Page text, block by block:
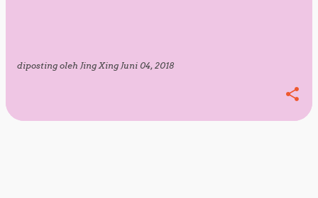
diposting oleh Jing Xing Juni 04, 2018